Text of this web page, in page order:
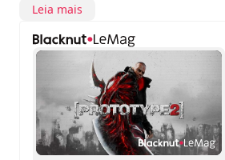
Leia mais